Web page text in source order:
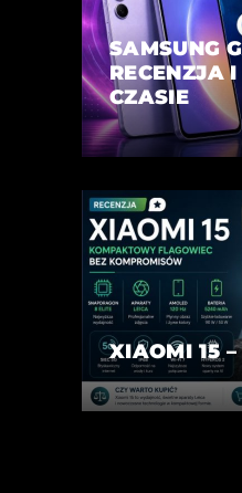
SAMSUNG
RECENZJA
CZASIE
XIAOMI 15 –